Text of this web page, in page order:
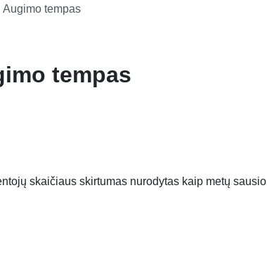
Augimo tempas
tempas
skaičiaus skirtumas nurodytas kaip metų sausio